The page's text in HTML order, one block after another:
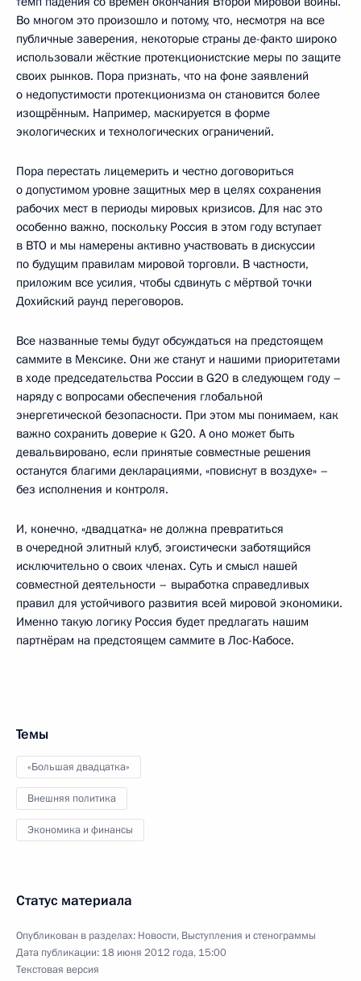
Во многом это произошло и потому, что, несмотря на все
публичные заверения, некоторые страны де-факто широко
использовали жёсткие протекционистские меры по защите
своих рынков. Пора признать, что на фоне заявлений
о недопустимости протекционизма он становится более
изощрённым. Например, маскируется в форме
экологических и технологических ограничений.
Пора перестать лицемерить и честно договориться
о допустимом уровне защитных мер в целях сохранения
рабочих мест в периоды мировых кризисов. Для нас это
особенно важно, поскольку Россия в этом году вступает
в ВТО и мы намерены активно участвовать в дискуссии
по будущим правилам мировой торговли. В частности,
приложим все усилия, чтобы сдвинуть с мёртвой точки
Дохийский раунд переговоров.
Все названные темы будут обсуждаться на предстоящем
саммите в Мексике. Они же станут и нашими приоритетами
в ходе председательства России в G20 в следующем году –
наряду с вопросами обеспечения глобальной
энергетической безопасности. При этом мы понимаем, как
важно сохранить доверие к G20. А оно может быть
девальвировано, если принятые совместные решения
останутся благими декларациями, «повиснут в воздухе» –
без исполнения и контроля.
И, конечно, «двадцатка» не должна превратиться
в очередной элитный клуб, эгоистически заботящийся
исключительно о своих членах. Суть и смысл нашей
совместной деятельности – выработка справедливых
правил для устойчивого развития всей мировой экономики.
Именно такую логику Россия будет предлагать нашим
партнёрам на предстоящем саммите в Лос-Кабосе.
Темы
«Большая двадцатка»
Внешняя политика
Экономика и финансы
Статус материала
Опубликован в разделах: Новости, Выступления и стенограммы
Дата публикации: 18 июня 2012 года, 15:00
Текстовая версия